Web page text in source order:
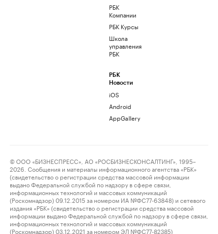
РБК
Компании
РБК Курсы
Школа
управления
РБК
РБК
Новости
iOS
Android
AppGallery
© ООО «БИЗНЕСПРЕСС», АО «РОСБИЗНЕСКОНСАЛТИНГ», 1995–
2026. Сообщения и материалы информационного агентства «РБК»
(свидетельство о регистрации средства массовой информации
выдано Федеральной службой по надзору в сфере связи,
информационных технологий и массовых коммуникаций
(Роскомнадзор) 09.12.2015 за номером ИА №ФС77-63848) и сетевого
издания «РБК» (свидетельство о регистрации средства массовой
информации выдано Федеральной службой по надзору в сфере связи,
информационных технологий и массовых коммуникаций
(Роскомнадзор) 03.12.2021 за номером ЭЛ №ФС77-82385)